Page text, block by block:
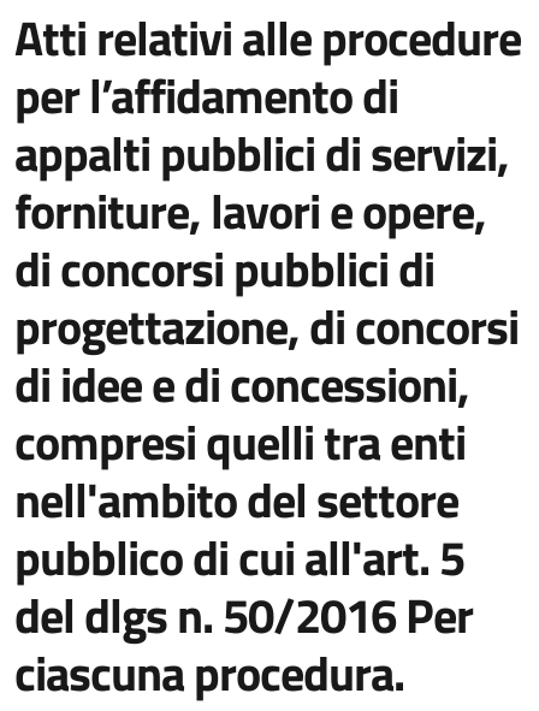
Atti relativi alle procedure
per l’affidamento di
appalti pubblici di servizi,
forniture, lavori e opere,
di concorsi pubblici di
progettazione, di concorsi
di idee e di concessioni,
compresi quelli tra enti
nell'ambito del settore
pubblico di cui all'art. 5
del dlgs n. 50/2016 Per
ciascuna procedura.